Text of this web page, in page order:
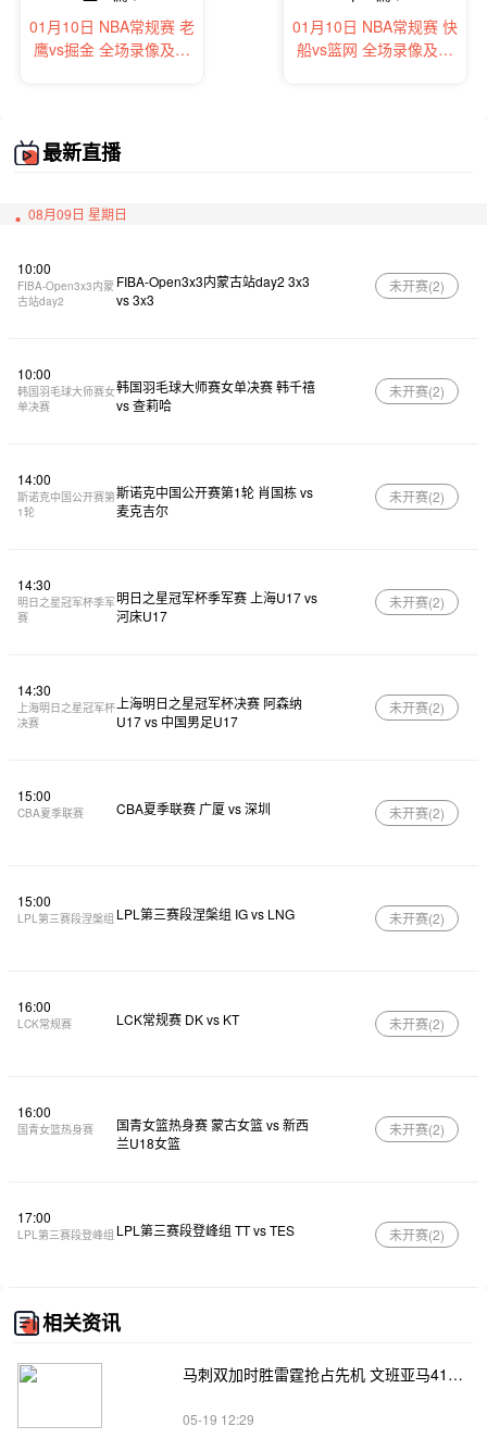
01月10日 NBA常规赛 老
鹰vs掘金 全场录像及集
01月10日 NBA常规赛 快
船vs篮网 全场录像及集
最新直播
08月09日 星期日
10:00
FIBA-Open3x3内蒙
古站day2
FIBA-Open3x3内蒙古站day2 3x3
vs 3x3
未开赛(2)
10:00
韩国羽毛球大师赛女
单决赛
韩国羽毛球大师赛女单决赛 韩千禧
vs 查莉哈
未开赛(2)
14:00
斯诺克中国公开赛第
1轮
斯诺克中国公开赛第1轮 肖国栋 vs
麦克吉尔
未开赛(2)
14:30
明日之星冠军杯季军
赛
明日之星冠军杯季军赛 上海U17 vs
河床U17
未开赛(2)
14:30
上海明日之星冠军杯
决赛
上海明日之星冠军杯决赛 阿森纳
U17 vs 中国男足U17
未开赛(2)
15:00
CBA夏季联赛 CBA夏季联赛 广厦 vs 深圳 未开赛(2)
15:00
LPL第三赛段涅槃组 LPL第三赛段涅槃组 IG vs LNG 未开赛(2)
16:00
LCK常规赛 LCK常规赛 DK vs KT 未开赛(2)
16:00
国青女篮热身赛
国青女篮热身赛 蒙古女篮 vs 新西
兰U18女篮
未开赛(2)
17:00
LPL第三赛段登峰组 LPL第三赛段登峰组 TT vs TES 未开赛(2)
相关资讯
马刺双加时胜雷霆抢占先机 文班亚马41+24 哈珀24+11 亚历山大24+12
05-19 12:29